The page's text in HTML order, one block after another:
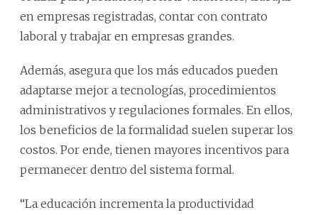
en empresas registradas, contar con contrato
laboral y trabajar en empresas grandes.
Además, asegura que los más educados pueden
adaptarse mejor a tecnologías, procedimientos
administrativos y regulaciones formales. En ellos,
los beneficios de la formalidad suelen superar los
costos. Por ende, tienen mayores incentivos para
permanecer dentro del sistema formal.
“La educación incrementa la productividad